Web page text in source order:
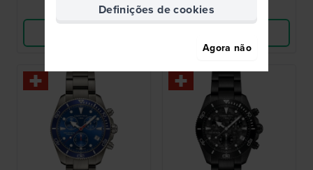
CompararDefinições de cookies
Agora não